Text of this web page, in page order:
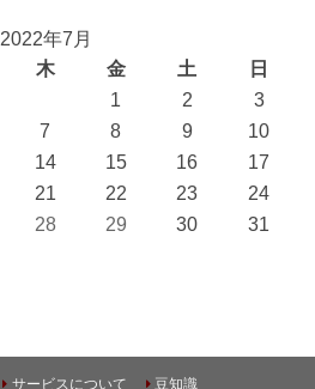
2022年7月
木 金 土
日
1
2
3
7 8 9
10
14 15 16
17
21 22 23
24
28 29 30
31
サービスについて 豆知識